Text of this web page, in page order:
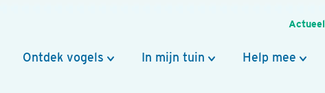
Actueel
Ontdek vogels In mijn tuin Help mee